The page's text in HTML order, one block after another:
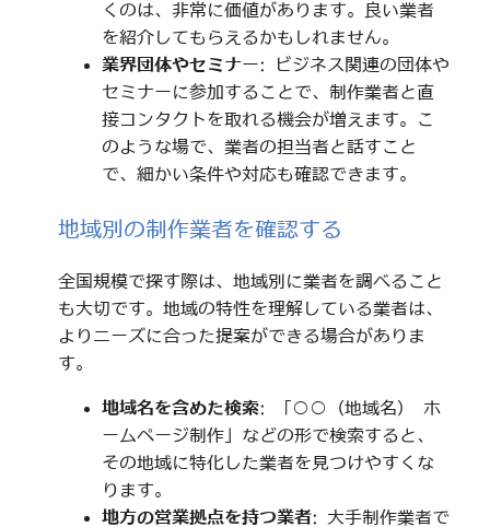
くのは、非常に価値があります。良い業者
を紹介してもらえるかもしれません。
業界団体やセミナー: ビジネス関連の団体や
セミナーに参加することで、制作業者と直
接コンタクトを取れる機会が増えます。こ
のような場で、業者の担当者と話すこと
で、細かい条件や対応も確認できます。
地域別の制作業者を確認する
全国規模で探す際は、地域別に業者を調べること
も大切です。地域の特性を理解している業者は、
よりニーズに合った提案ができる場合がありま
す。
地域名を含めた検索: 「○○（地域名） ホ
ームページ制作」などの形で検索すると、
その地域に特化した業者を見つけやすくな
ります。
地方の営業拠点を持つ業者: 大手制作業者で